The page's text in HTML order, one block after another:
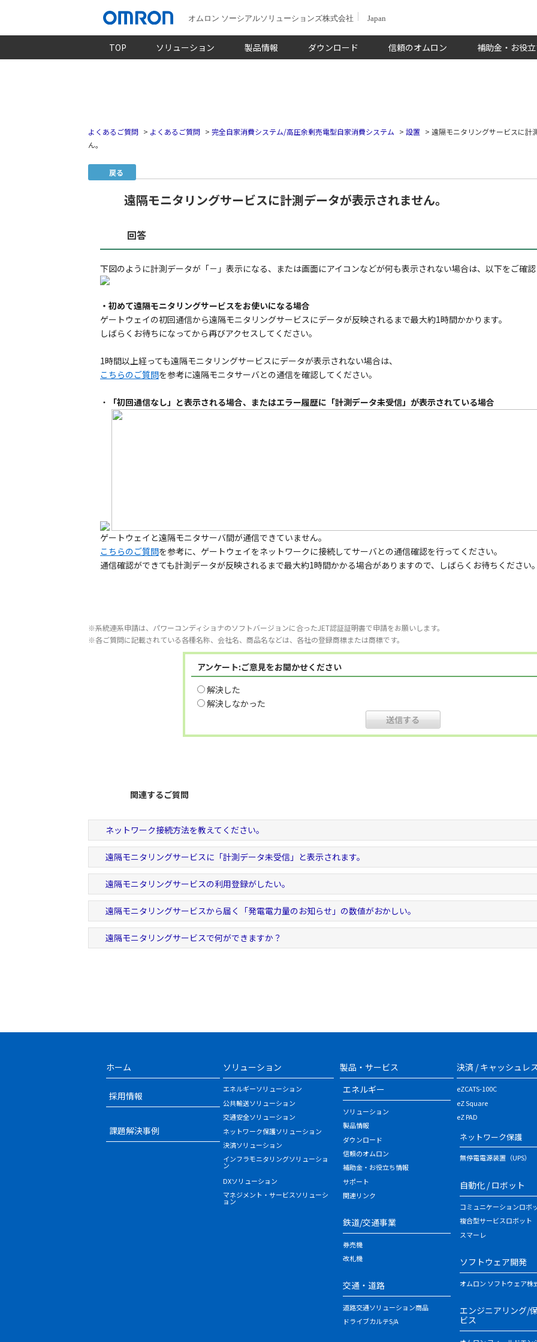
オムロン ソーシアルソリューションズ株式会社 Japan
TOP ソリューション 製品情報 ダウンロード 信頼のオムロン 補助金・お役
よくあるご質問 > よくあるご質問 > 完全自家消費システム/高圧余剰売電型自家消費システム > 設置 > 遠隔モニタリングサービスに計
ん。
戻る
遠隔モニタリングサービスに計測データが表示されません。
回答
下図のように計測データが「－」表示になる、または画面にアイコンなどが何も表示されない場合は、以下をご確
・初めて遠隔モニタリングサービスをお使いになる場合
ゲートウェイの初回通信から遠隔モニタリングサービスにデータが反映されるまで最大約1時間かかります。
しばらくお待ちになってから再びアクセスしてください。
1時間以上経っても遠隔モニタリングサービスにデータが表示されない場合は、
こちらのご質問を参考に遠隔モニタサーバとの通信を確認してください。
・ 「初回通信なし」と表示される場合、またはエラー履歴に「計測データ未受信」が表示されている場合
ゲートウェイと遠隔モニタサーバ間が通信できていません。
こちらのご質問を参考に、ゲートウェイをネットワークに接続してサーバとの通信確認を行ってください。
通信確認ができても計測データが反映されるまで最大約1時間かかる場合がありますので、しばらくお待ちください
※系統連系申請は、パワーコンディショナのソフトバージョンに合ったJET認証証明書で申請をお願いします。
※各ご質問に記載されている各種名称、会社名、商品名などは、各社の登録商標または商標です。
アンケート:ご意見をお聞かせください
解決した
解決しなかった
関連するご質問
ネットワーク接続方法を教えてください。
遠隔モニタリングサービスに「計測データ未受信」と表示されます。
遠隔モニタリングサービスの利用登録がしたい。
遠隔モニタリングサービスから届く「発電電力量のお知らせ」の数値がおかしい。
遠隔モニタリングサービスで何ができますか？
ホーム
採用情報
課題解決事例
ソリューション
エネルギーソリューション
公共輸送ソリューション
交通安全ソリューション
ネットワーク保護ソリューション
決済ソリューション
インフラモニタリングソリューショ
ン
DXソリューション
マネジメント・サービスソリューシ
ョン
製品・サービス
エネルギー
ソリューション
製品情報
ダウンロード
信頼のオムロン
補助金・お役立ち情報
サポート
関連リンク
鉄道/交通事業
券売機
改札機
交通・道路
道路交通ソリューション商品
ドライブカルテS/A
決済 / キャッシュレ
eZCATS-100C
eZ Square
eZ PAD
ネットワーク保護
無停電電源装置（UPS）
自動化 / ロボット
コミュニケーションロボ
複合型サービスロボット
スマーレ
ソフトウェア開発
オムロン ソフトウェア株
エンジニアリング/
ビス